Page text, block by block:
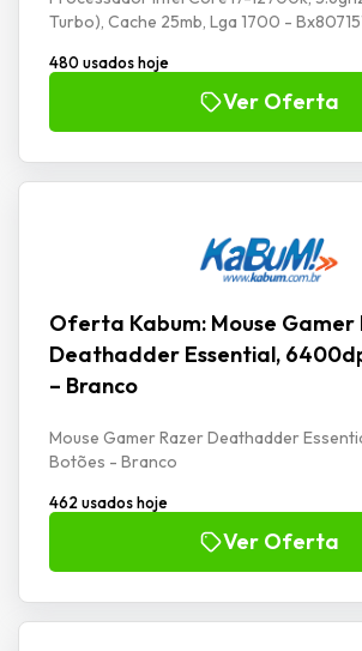
Turbo), Cache 25mb, Lga 1700 -
480 usados hoje
Ver Oferta
Oferta Kabum: Mouse Gamer
Deathadder Essential,
– Branco
Mouse Gamer Razer Deathadder
Botões - Branco
462 usados hoje
Ver Oferta